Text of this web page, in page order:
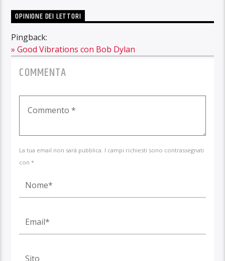
OPINIONE DEI LETTORI
Pingback:
» Good Vibrations con Bob Dylan
COMMENTA
La tua email non sarà pubblica. I campi richiesti sono contrassegnati
con *